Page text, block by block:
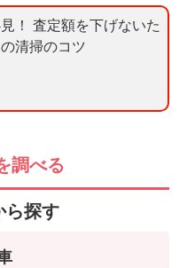
！ 査定額を下げないた
清掃のコツ
調べる
ら探す